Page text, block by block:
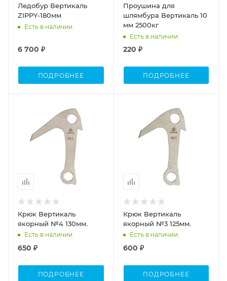
Ледобур Вертикаль
ZIPPY-180мм
Есть в наличии
6 700 ₽
ПОДРОБНЕЕ
Проушина для
шлямбура Вертикаль 10
мм 2500кг
Есть в наличии
220 ₽
ПОДРОБНЕЕ
Крюк Вертикаль
якорный №4 130мм.
Есть в наличии
650 ₽
ПОДРОБНЕЕ
Крюк Вертикаль
якорный №3 125мм.
Есть в наличии
600 ₽
ПОДРОБНЕЕ